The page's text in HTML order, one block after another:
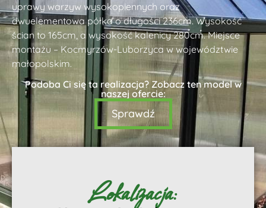
uprawy warzyw wysokopiennych oraz
dwuelementowa półka o długości 236cm. Wysokość
ścian to 165cm, a wysokość kalenicy 280cm. Miejsce
montażu – Kocmyrzów-Luborzyca w województwie
małopolskim.
Podoba Ci się ta realizacja? Zobacz ten model w
naszej ofercie:
Sprawdź
Lokalizacja: